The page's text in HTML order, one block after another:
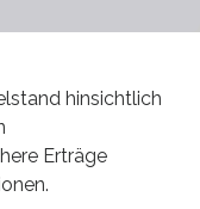
hinsichtlich
Erträge